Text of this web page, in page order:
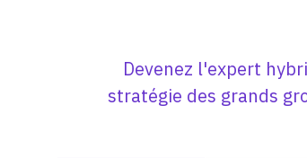
Devenez l'expert
stratégie des grands